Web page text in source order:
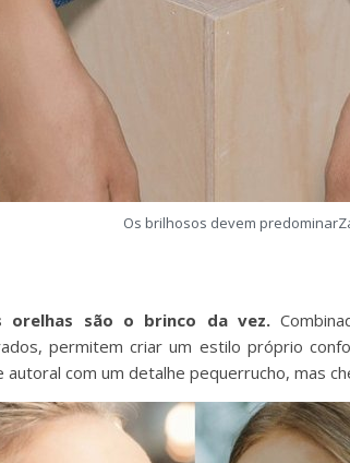
Os brilhosos devem
orelhas são o brinco da vez.
permitem criar um estilo próprio
com um detalhe pequerrucho, mas